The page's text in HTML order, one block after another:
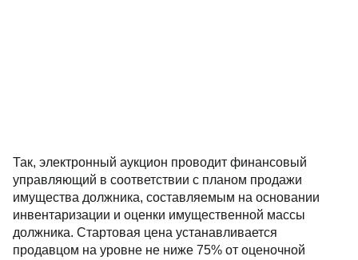
Так, электронный аукцион проводит финансовый
управляющий в соответствии с планом продажи
имущества должника, составляемым на основании
инвентаризации и оценки имущественной массы
должника. Стартовая цена устанавливается
продавцом на уровне не ниже 75% от оценочной